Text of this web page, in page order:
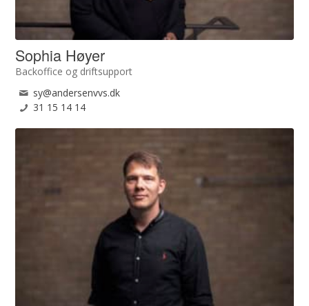
Sophia Høyer
Backoffice og driftsupport
sy@andersenvvs.dk
31 15 14 14